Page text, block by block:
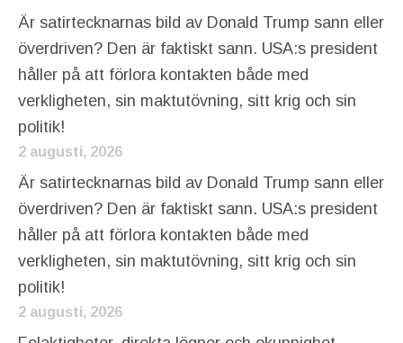
Är satirtecknarnas bild av Donald Trump sann eller
överdriven? Den är faktiskt sann. USA:s president
håller på att förlora kontakten både med
verkligheten, sin maktutövning, sitt krig och sin
politik!
2 augusti, 2026
Är satirtecknarnas bild av Donald Trump sann eller
överdriven? Den är faktiskt sann. USA:s president
håller på att förlora kontakten både med
verkligheten, sin maktutövning, sitt krig och sin
politik!
2 augusti, 2026